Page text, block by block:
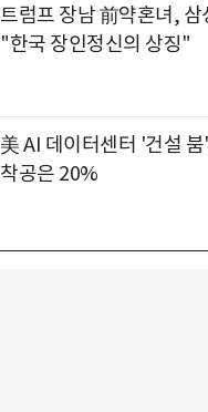
트럼프 장남 前약혼녀,
"한국 장인정신의 상징"
美 AI 데이터센터 '건설
착공은 20%